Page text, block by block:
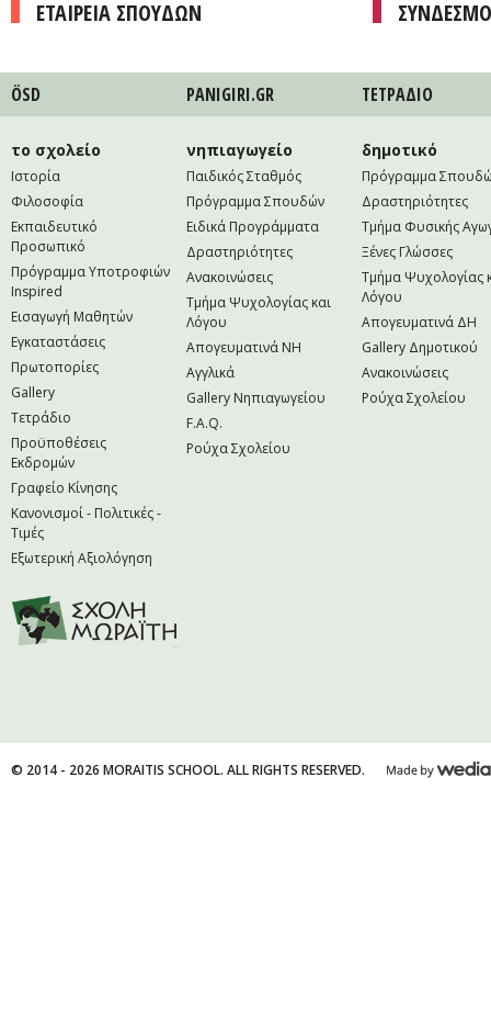
ΕΤΑΙΡΕΙΑ ΣΠΟΥΔΩΝ
ÖSD PANIGIRI.GR ΤΕΤΡAΔΙΟ
το σχολείο
Ιστορία
Φιλοσοφία
Εκπαιδευτικό
Προσωπικό
Πρόγραμμα Υποτροφιών
Inspired
Εισαγωγή Μαθητών
Εγκαταστάσεις
Πρωτοπορίες
Gallery
Τετράδιο
Προϋποθέσεις
Εκδρομών
Γραφείο Κίνησης
Κανονισμοί - Πολιτικές -
Τιμές
Εξωτερική Αξιολόγηση
νηπιαγωγείο
Παιδικός Σταθμός
Πρόγραμμα Σπουδών
Ειδικά Προγράμματα
Δραστηριότητες
Ανακοινώσεις
Τμήμα Ψυχολογίας και
Λόγου
Απογευματινά NH
Αγγλικά
Gallery Νηπιαγωγείου
F.A.Q.
Ρούχα Σχολείου
δημοτικό
Πρόγραμμα
Δραστηριότητες
Τμήμα Φυσικής
Ξένες Γλώσσες
Τμήμα Ψυχολογίας
Λόγου
Απογευματινά ΔΗ
Gallery Δημοτικού
Ανακοινώσεις
Ρούχα Σχολείου
© 2014 - 2026 MORAITIS SCHOOL. ALL RIGHTS RESERVED.